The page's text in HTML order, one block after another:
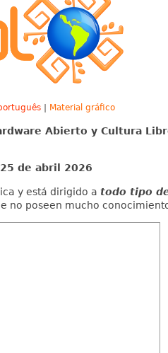
| Material gráfico
Abierto y Cultura
de abril 2026
y está dirigido a todo tipo
no poseen mucho